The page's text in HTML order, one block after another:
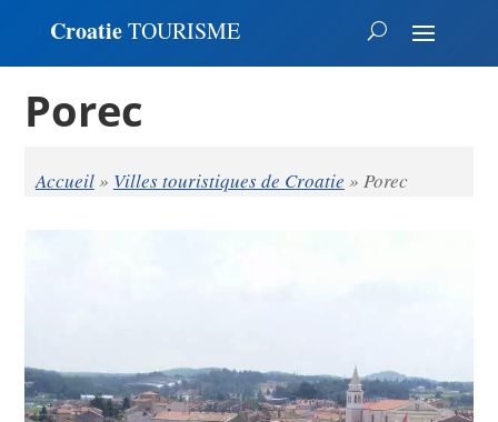
CroatieTOURISME
Porec
Accueil» Villes touristiques de Croatie » Porec